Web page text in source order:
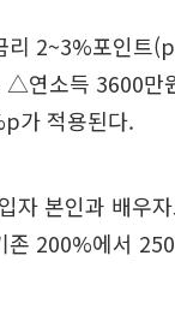
리 2~3%포인트
△연소득 3600만
가 적용된다.
자 본인과 배우
존 200%에서